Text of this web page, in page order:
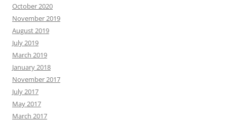
October 2020
November 2019
August 2019
July 2019
March 2019
January 2018
November 2017
July 2017
May 2017
March 2017